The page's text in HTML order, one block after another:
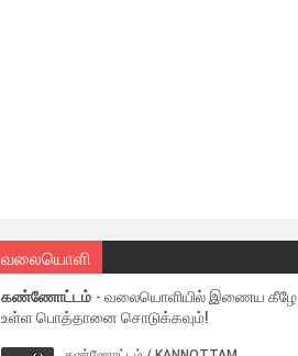
வலையொளி
கண்ணோட்டம் - வலையொளியில் இணைய கீழே
உள்ள பொத்தானை சொடுக்கவும்!